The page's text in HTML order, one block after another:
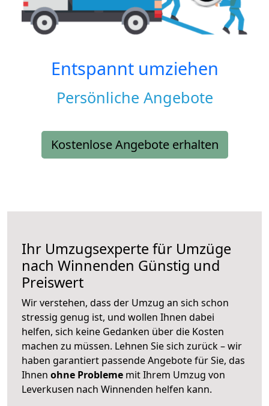
Entspannt umziehen
Persönliche Angebote
Kostenlose Angebote erhalten
Ihr Umzugsexperte für Umzüge
nach Winnenden Günstig und
Preiswert
Wir verstehen, dass der Umzug an sich schon
stressig genug ist, und wollen Ihnen dabei
helfen, sich keine Gedanken über die Kosten
machen zu müssen. Lehnen Sie sich zurück – wir
haben garantiert passende Angebote für Sie, das
Ihnen ohne Probleme mit Ihrem Umzug von
Leverkusen nach Winnenden helfen kann.